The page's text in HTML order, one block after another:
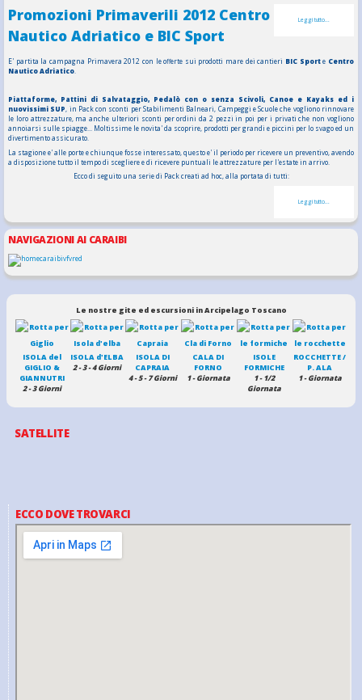
Leggi tutto...
Promozioni Primaverili 2012 Centro
Nautico Adriatico e BIC Sport
E' partita la campagna Primavera 2012 con le offerte sui prodotti mare dei cantieri BIC Sporte Centro
Nautico Adriatico
Piattaforme, Pattini di Salvataggio, Pedalò con o senza Scivoli, Canoe e Kayaks ed i
nuovissimi SUP , in Pack con sconti per Stabilimenti Balneari, Campeggi e Scuole che vogliono rinnovare
le loro attrezzature, ma anche ulteriori sconti per ordini da 2 pezzi in poi per i privati che non vogliono
annoiarsi sulle spiagge... Moltissime le novita' da scoprire, prodotti per grandi e piccini per lo svago ed un
divertimento assicurato.
La stagione e' alle porte e chiunque fosse interessato, questo e' il periodo per ricevere un preventivo, avendo
a disposizione tutto il tempo di scegliere e di ricevere puntuali le attrezzature per l'estate in arrivo.
Ecco di seguito una serie di Pack creati ad hoc, alla portata di tutti:
Leggi tutto...
NAVIGAZIONI AI CARAIBI
Le nostre gite ed escursioni in Arcipelago Toscano
ISOLA del
GIGLIO &
GIANNUTRI
2 - 3 Giorni
ISOLA d'ELBA
2 - 3 - 4 Giorni
ISOLA DI
CAPRAIA
4 - 5 - 7 Giorni
CALA DI
FORNO
1 - Giornata
ISOLE
FORMICHE
1 - 1/2
Giornata
ROCCHETTE /
P. ALA
1 - Giornata
SATELLITE
ECCO DOVE TROVARCI